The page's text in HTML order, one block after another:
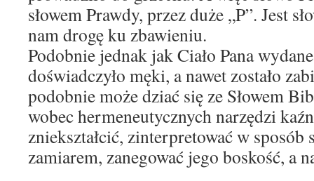
słowem Prawdy, przez duże „P”. Jest
nam drogę ku zbawieniu.
Podobnie jednak jak Ciało Pana
doświadczyło męki, a nawet zostało
podobnie może dziać się ze Słowem
wobec hermeneutycznych narzędzi
zniekształcić, zinterpretować w sposób
zamiarem, zanegować jego boskość, a